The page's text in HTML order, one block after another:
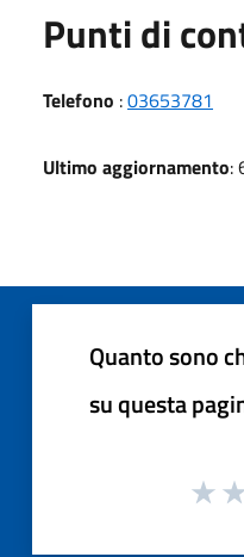
Punti di
Telefono :03653781
Ultimo aggiornamento:
Quanto sono
su questa